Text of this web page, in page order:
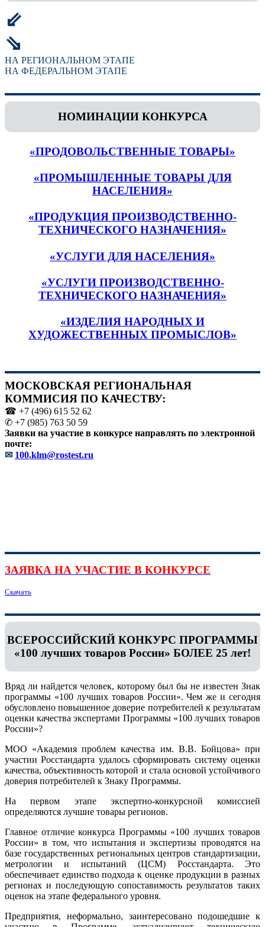
⇙
⇘
НА РЕГИОНАЛЬНОМ ЭТАПЕ
НА ФЕДЕРАЛЬНОМ ЭТАПЕ
НОМИНАЦИИ КОНКУРСА
«ПРОДОВОЛЬСТВЕННЫЕ ТОВАРЫ»
«ПРОМЫШЛЕННЫЕ ТОВАРЫ ДЛЯ
НАСЕЛЕНИЯ»
«ПРОДУКЦИЯ ПРОИЗВОДСТВЕННО-
ТЕХНИЧЕСКОГО НАЗНАЧЕНИЯ»
«УСЛУГИ ДЛЯ НАСЕЛЕНИЯ»
«УСЛУГИ ПРОИЗВОДСТВЕННО-
ТЕХНИЧЕСКОГО НАЗНАЧЕНИЯ»
«ИЗДЕЛИЯ НАРОДНЫХ И
ХУДОЖЕСТВЕННЫХ ПРОМЫСЛОВ»
МОСКОВСКАЯ РЕГИОНАЛЬНАЯ
КОММИСИЯ ПО КАЧЕСТВУ:
☎ +7 (496) 615 52 62
✆ +7 (985) 763 50 59
Заявки на участие в конкурсе направлять по электронной
почте:
✉ 100.klm@rostest.ru
ЗАЯВКА НА УЧАСТИЕ В КОНКУРСЕ
Скачать
ВСЕРОССИЙСКИЙ КОНКУРС ПРОГРАММЫ
«100 лучших товаров России» БОЛЕЕ 25 лет!
Вряд ли найдется человек, которому был бы не известен Знак
программы «100 лучших товаров России». Чем же и сегодня
обусловлено повышенное доверие потребителей к результатам
оценки качества экспертами Программы «100 лучших товаров
России»?
МОО «Академия проблем качества им. В.В. Бойцова» при
участии Росстандарта удалось сформировать систему оценки
качества, объективность которой и стала основой устойчивого
доверия потребителей к Знаку Программы.
На первом этапе экспертно-конкурсной комиссией
определяются лучшие товары регионов.
Главное отличие конкурса Программы «100 лучших товаров
России» в том, что испытания и экспертизы проводятся на
базе государственных региональных центров стандартизации,
метрологии и испытаний (ЦCM) Росстандарта. Это
обеспечивает единство подхода к оценке продукции в разных
регионах и последующую сопоставимость результатов таких
оценок на этапе федерального уровня.
Предприятия, неформально, заинтересовано подошедшие к